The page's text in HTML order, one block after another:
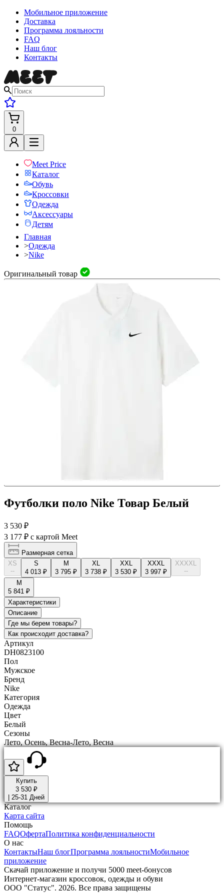
Мобильное приложение
Доставка
Программа лояльности
FAQ
Наш блог
Контакты
0
Meet Price
Каталог
Обувь
Кроссовки
Одежда
Аксессуары
Детям
Главная
>Одежда
>Nike
Оригинальный товар
Футболки поло Nike Товар Белый
3 530 ₽
3 177 ₽ с картой Meet
Размерная сетка
XS
--
S
4 013 ₽
M
3 795 ₽
XL
3 738 ₽
XXL
3 530 ₽
XXXL
3 997 ₽
XXXXL
--
М
5 841 ₽
Характеристики
Описание
Где мы берем товары?
Как происходит доставка?
Артикул
DH0823100
Пол
Мужское
Бренд
Nike
Категория
Одежда
Цвет
Белый
Сезоны
Лето, Осень, Весна-Лето, Весна
Купить
3 530 ₽
25-31 Дней
Каталог
Карта сайта
Помощь
FAQОфертаПолитика конфиденциальности
О нас
КонтактыНаш блогПрограмма лояльностиМобильное
приложение
Скачай приложение и получи 5000 meet-бонусов
Интернет-магазин кроссовок, одежды и обуви
ООО "Статус". 2026. Все права защищены